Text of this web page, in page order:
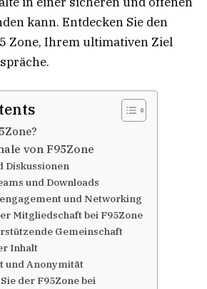
kann. Entdecken Sie den
Zone, Ihrem ultimativen Ziel
von F95Zone
Diskussionen
und Downloads
und Networking
Mitgliedschaft bei F95Zone
Gemeinschaft
Inhalt
und Anonymität
der F95Zone bei